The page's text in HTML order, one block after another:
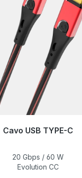
Cavo USB TYPE-C
la spedizione
50,40 €
20 Gbps / 60 W
Evolution CC